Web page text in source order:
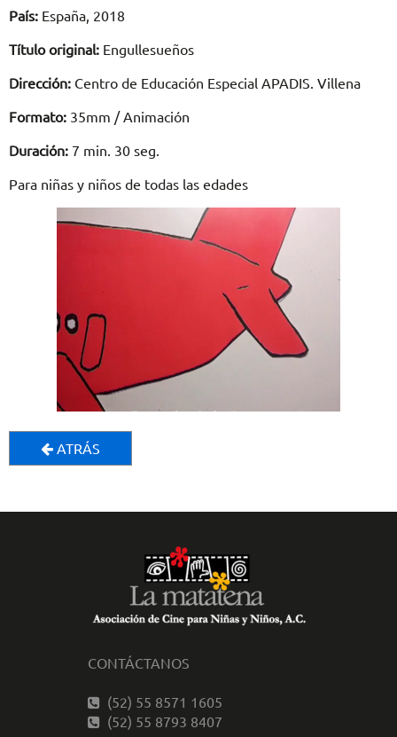
País: España, 2018
Título original: Engullesueños
Dirección: Centro de Educación Especial APADIS. Villena
Formato: 35mm / Animación
Duración: 7 min. 30 seg.
Para niñas y niños de todas las edades
ATRÁS
CONTÁCTANOS
(52) 55 8571 1605
(52) 55 8793 8407